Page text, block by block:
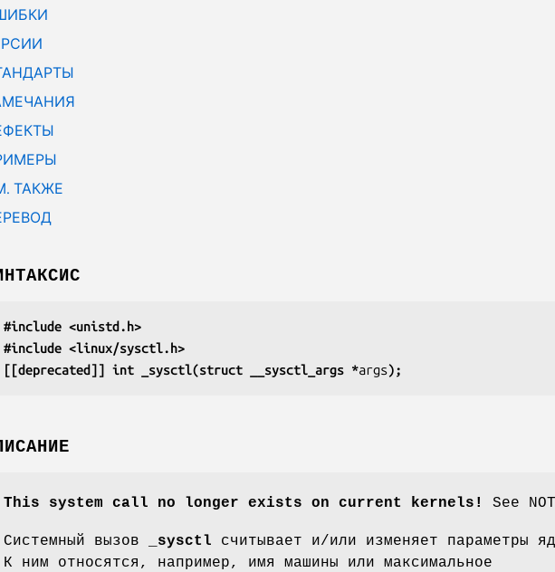
ТАКЖЕ
#include <unistd.h>
#include <linux/sysctl.h>
[[deprecated]] int _sysctl(struct __sysctl_args *args);
This system call no longer exists on current kernels! See
Системный вызов _sysctl считывает и/или изменяет параметры
К ним относятся, например, имя машины или максимальное